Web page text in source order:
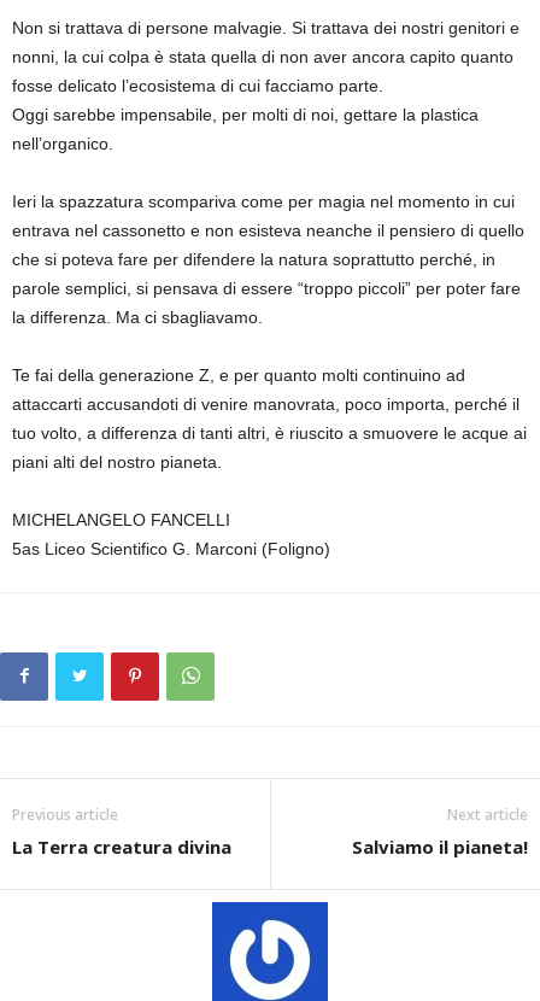
Non si trattava di persone malvagie. Si trattava dei nostri genitori e
nonni, la cui colpa è stata quella di non aver ancora capito quanto
fosse delicato l’ecosistema di cui facciamo parte.
Oggi sarebbe impensabile, per molti di noi, gettare la plastica
nell’organico.
Ieri la spazzatura scompariva come per magia nel momento in cui
entrava nel cassonetto e non esisteva neanche il pensiero di quello
che si poteva fare per difendere la natura soprattutto perché, in
parole semplici, si pensava di essere “troppo piccoli” per poter fare
la differenza. Ma ci sbagliavamo.
Te fai della generazione Z, e per quanto molti continuino ad
attaccarti accusandoti di venire manovrata, poco importa, perché il
tuo volto, a differenza di tanti altri, è riuscito a smuovere le acque ai
piani alti del nostro pianeta.
MICHELANGELO FANCELLI
5as Liceo Scientifico G. Marconi (Foligno)
Previous article
La Terra creatura divina
Next article
Salviamo il pianeta!